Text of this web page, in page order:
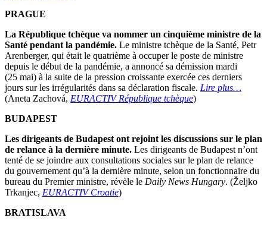
PRAGUE
La République tchèque va nommer un cinquième ministre de la
Santé pendant la pandémie. Le ministre tchèque de la Santé, Petr
Arenberger, qui était le quatrième à occuper le poste de ministre
depuis le début de la pandémie, a annoncé sa démission mardi
(25 mai) à la suite de la pression croissante exercée ces derniers
jours sur les irrégularités dans sa déclaration fiscale. Lire plus…
(Aneta Zachová, EURACTIV République tchèque)
BUDAPEST
Les dirigeants de Budapest ont rejoint les discussions sur le plan
de relance à la dernière minute. Les dirigeants de Budapest n’ont
tenté de se joindre aux consultations sociales sur le plan de relance
du gouvernement qu’à la dernière minute, selon un fonctionnaire du
bureau du Premier ministre, révèle le Daily News Hungary. (Željko
Trkanjec, EURACTIV Croatie)
BRATISLAVA